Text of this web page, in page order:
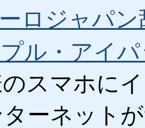
ロジャパン
ル・アイ
スマホに
ーネット